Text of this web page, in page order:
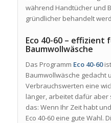
während Handtücher und
gründlicher behandelt
Eco 40-60 – effizient
Baumwollwäsche
Das Programm Eco 40-60
Baumwollwäsche gedacht
Verbrauchswerten eine
länger, arbeitet dafür aber
das: Wenn Ihr Zeit habt
Eco 40-60 eine gute Wahl.